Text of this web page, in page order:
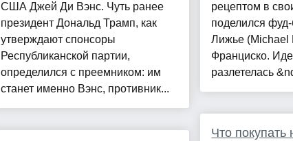
США Джей Ди Вэнс. Чуть ранее
президент Дональд Трамп, как
утверждают спонсоры
Республиканской партии,
определился с преемником: им
станет именно Вэнс, противник...
рецептом в
поделился
Лижье (Michael
Франциско.
разлетелась
Что